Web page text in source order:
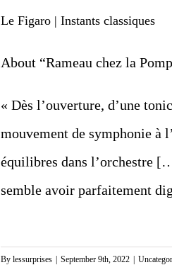
Le Figaro | Instants classiques
About “Rameau chez la
« Dès l’ouverture, d’une
mouvement de symphonie à
équilibres dans l’orchestre
semble avoir parfaitement
By lessurprises September 9th, 2022